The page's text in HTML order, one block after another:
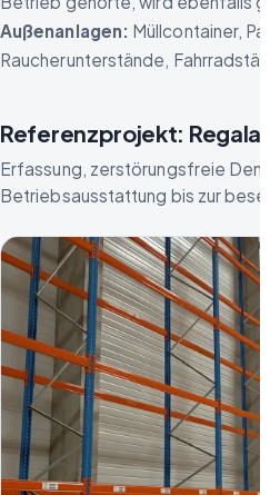
Außenanlagen: Müllcontainer,
Raucherunterstände,
Referenzprojekt:
Erfassung, zerstörungsfreie
Betriebsausstattung bis zur